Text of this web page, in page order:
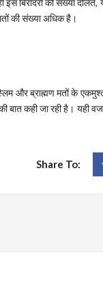
बिरादरी की संख्या
की संख्या अधिक है।
और ब्राह्मण मतों के
बात कही जा रही है।
Share To: